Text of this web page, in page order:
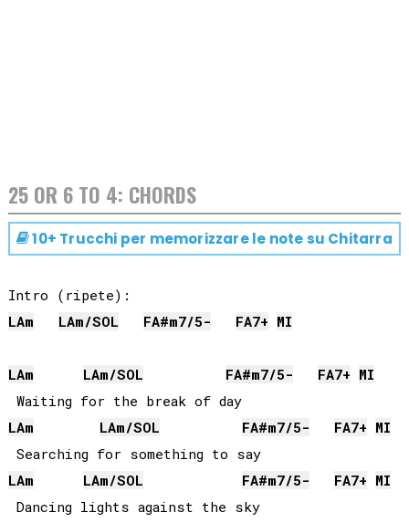
25 OR 6 TO 4: CHORDS
10+ Trucchi per memorizzare le note su Chitarra
LAm LAm/SOL FA#m7/5- FA7+ MI
LAm LAm/SOL FA#m7/5- FA7+ MI
Waiting for the break of day
LAm LAm/SOL FA#m7/5- FA7+ MI
Searching for something to say
LAm LAm/SOL FA#m7/5- FA7+ MI
Dancing lights against the sky